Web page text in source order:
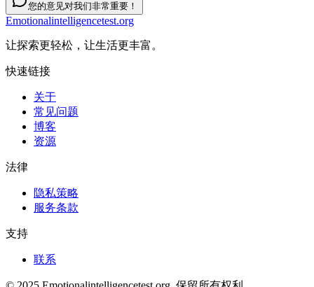
您的意见对我们非常重要！
Emotionalintelligencetest.org
让探索更轻松，让生活更丰富。
快速链接
关于
常见问题
博客
资源
法律
隐私策略
服务条款
支持
联系